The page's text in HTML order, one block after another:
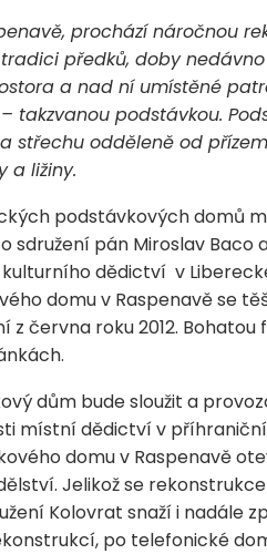
prochází náročnou
předků, doby
a nad ní umístěné
takzvanou podstávkou.
střechu odděleně od
a ližiny.
podstávkových domů
sdružení pán Miroslav Baco
dědictví v
domu v Raspenavě se
z června roku 2012.
dům bude sloužit a
místní dědictví v
domu v Raspenavě
Jelikož se
Kolovrat snaží i nadále
po telefonické